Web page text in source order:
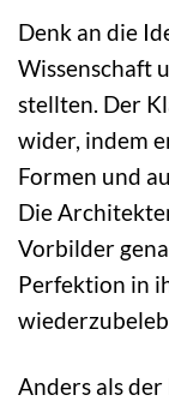
Denk an die
Wissenschaft
stellten. Der
wider, indem
Formen und
Die
Vorbilder
Perfektion in
Anders als